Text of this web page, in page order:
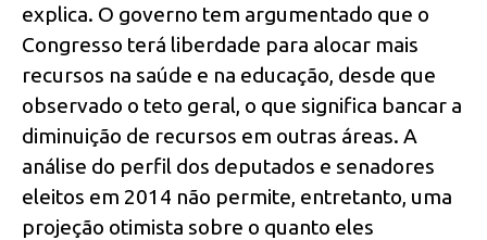
explica. O governo tem argumentado que o
Congresso terá liberdade para alocar mais
recursos na saúde e na educação, desde que
observado o teto geral, o que significa bancar a
diminuição de recursos em outras áreas. A
análise do perfil dos deputados e senadores
eleitos em 2014 não permite, entretanto, uma
projeção otimista sobre o quanto eles